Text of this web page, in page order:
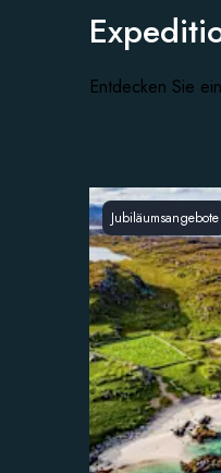
Entdecken Sie
Jubiläumsangebote